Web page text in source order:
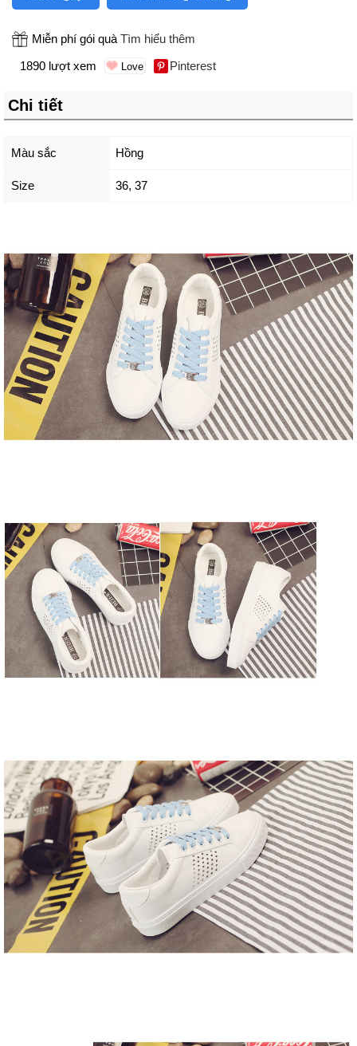
Miễn phí gói quà Tìm hiểu thêm
1890 lượt xem
Pinterest
Chi tiết
Màu sắc Hồng
Size 36, 37